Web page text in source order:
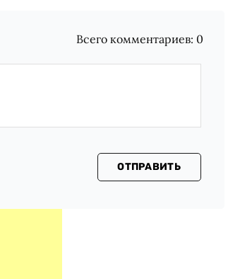
Всего комментариев: 0
ОТПРАВИТЬ